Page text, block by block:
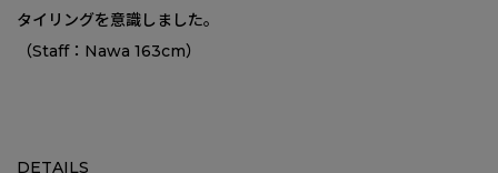
タイリングを意識しました。
（Staff：Nawa 163cm）
DETAILS